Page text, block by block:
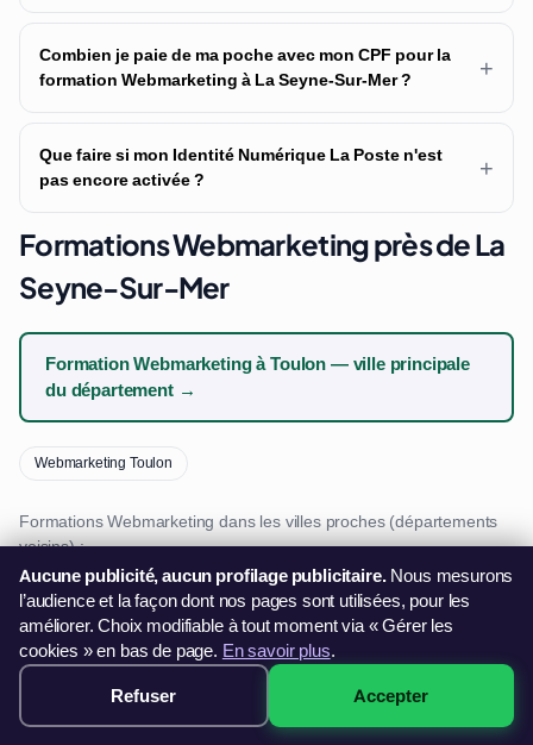
Combien je paie de ma poche avec mon CPF pour la
formation Webmarketing à La Seyne-Sur-Mer ?
+
Que faire si mon Identité Numérique La Poste n'est
pas encore activée ?
+
Formations Webmarketing près de La
Seyne-Sur-Mer
Formation Webmarketing à Toulon — ville principale
du département →
Webmarketing Toulon
Formations Webmarketing dans les villes proches (départements
voisins) :
Webmarketing Marseille · 47 km
Webmarketing Aix-En-Provence · 59 km
Webmarketing Marignane · 65 km
Webmarketing Var Webmarketing Provence-Alpes-Côte d'Azur
1999€ · Voir les sessions →
Aucune publicité, aucun profilage publicitaire.Nous mesurons
l’audience et la façon dont nos pages sont utilisées, pour les
améliorer. Choix modifiable à tout moment via « Gérer les
cookies » en bas de page. En savoir plus.
Refuser Accepter